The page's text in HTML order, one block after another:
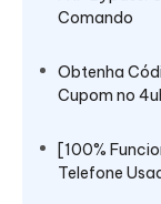
Comando
Obtenha
Cupom no
[100%
Telefone